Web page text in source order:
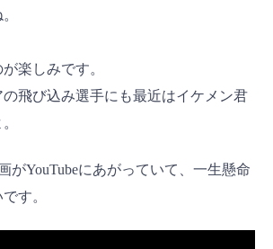
楽しみです。
飛び込み選手にも最近はイケメン君
がYouTubeにあがっていて、一生懸命
す。